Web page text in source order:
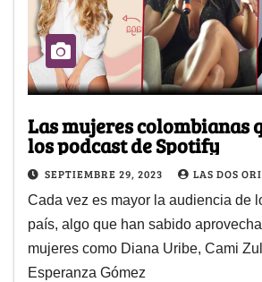
Las mujeres colombianas
los podcast de Spotify
SEPTIEMBRE 29, 2023 LAS DOS
Cada vez es mayor la audiencia de
país, algo que han sabido
mujeres como Diana Uribe, Cami
Esperanza Gómez